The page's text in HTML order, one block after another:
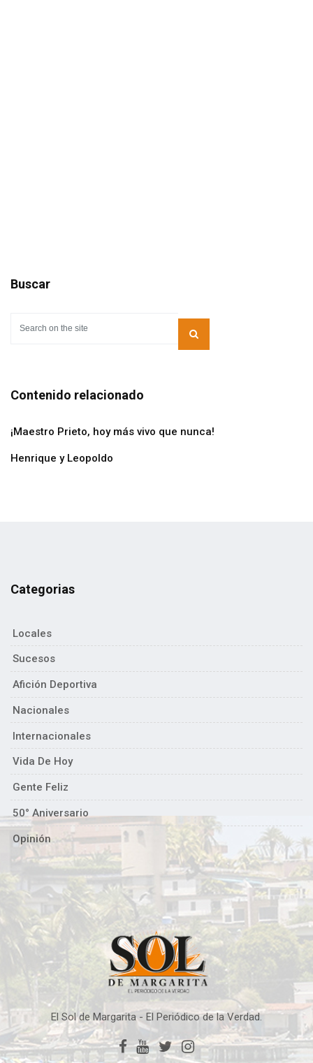
Buscar
Contenido relacionado
¡Maestro Prieto, hoy más vivo que nunca!
Henrique y Leopoldo
Categorias
Locales
Sucesos
Afición Deportiva
Nacionales
Internacionales
Vida De Hoy
Gente Feliz
50° Aniversario
Opinión
El Sol de Margarita - El Periódico de la Verdad.